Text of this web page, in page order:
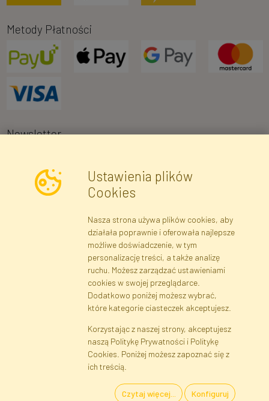
Metody Płatności
Newsletter
Wyrażam zgodę na przetwarzanie moich danych osobowych w celu
otrzymywania informacji marketingowych i ofert handlowych za
o.o.. Poinformowano mnie o prawie wglądu do treści moich danych
osobowych oraz ich poprawiania, a także iż podanie danych jest
Dane rejestrowe Regulamin
Polityka Prywatności
Pomoc
Mapa serwisu
Cookies Język
Ustawienia plików
Cookies
Nasza strona używa plików cookies, aby
działała poprawnie i oferowała najlepsze
możliwe doświadczenie, w tym
personalizację treści, a także analizę
ruchu. Możesz zarządzać ustawieniami
cookies w swojej przeglądarce.
Dodatkowo poniżej możesz wybrać,
które kategorie ciasteczek akceptujesz.
Korzystając z naszej strony, akceptujesz
naszą Politykę Prywatności i Politykę
Cookies. Poniżej możesz zapoznać się z
ich treścią.
Czytaj więcej... Konfiguruj